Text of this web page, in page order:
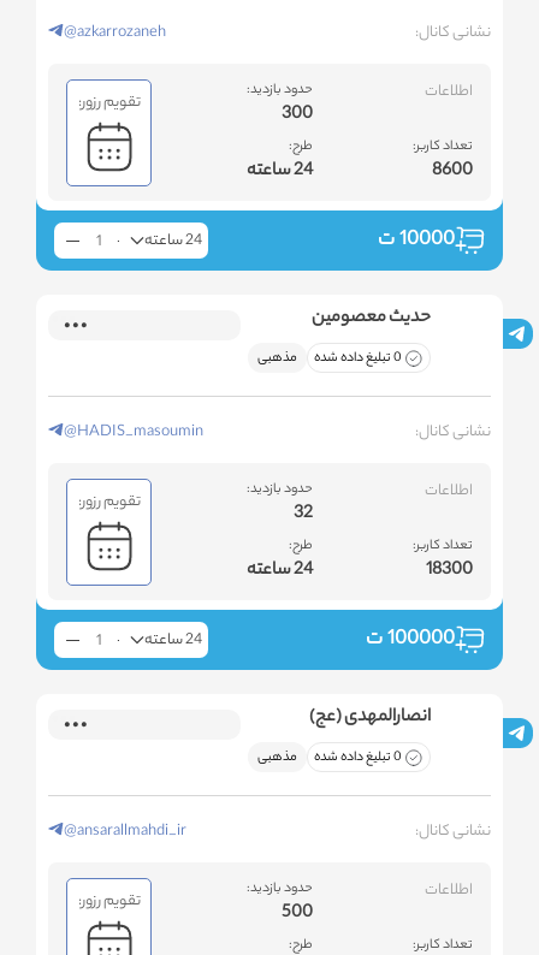
نشانی کانال: @azkarrozaneh
اطلاعات
تعداد کاربر:
8600
حدود بازدید:
300
طرح:
24 ساعته
تقویم رزور:
10000ت 24 ساعته
حدیث معصومین
0 تبلیغ داده شده مذهبی
نشانی کانال: @HADIS_masoumin
اطلاعات
تعداد کاربر:
18300
حدود بازدید:
32
طرح:
24 ساعته
تقویم رزور:
100000ت 24 ساعته
انصارالمهدی (عج)
0 تبلیغ داده شده مذهبی
نشانی کانال: @ansarallmahdi_ir
اطلاعات
تعداد کاربر:
حدود بازدید:
500
طرح:
تقویم رزور: